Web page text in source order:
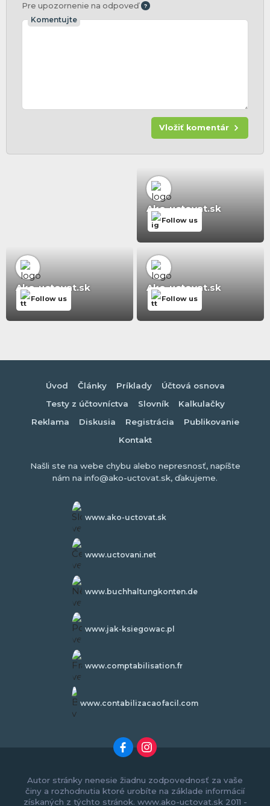
Pre upozornenie na odpoveď
Komentujte
Vložiť komentár
Ako-uctovat.sk
Follow us
Ako-uctovat.sk
Follow us
Ako-uctovat.sk
Follow us
Úvod Články Príklady
Účtová osnova
Testy z účtovníctva
Slovník
Kalkulačky
Reklama
Diskusia Registrácia
Publikovanie
Kontakt
Našli ste na webe chybu alebo nepresnosť, napíšte
nám na info@ako-uctovat.sk, ďakujeme.
www.ako-uctovat.sk
www.uctovani.net
www.buchhaltungkonten.de
www.jak-ksiegowac.pl
www.comptabilisation.fr
www.contabilizacaofacil.com
Autor stránky nenesie žiadnu zodpovednosť za vaše
činy a rozhodnutia ktoré urobíte na základe informácií
získaných z týchto stránok. www.ako-uctovat.sk 2011 -